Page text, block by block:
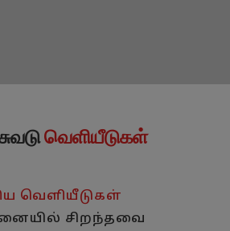
வெளியீடுகள்
வெளியீடுகள்
சிறந்தவை